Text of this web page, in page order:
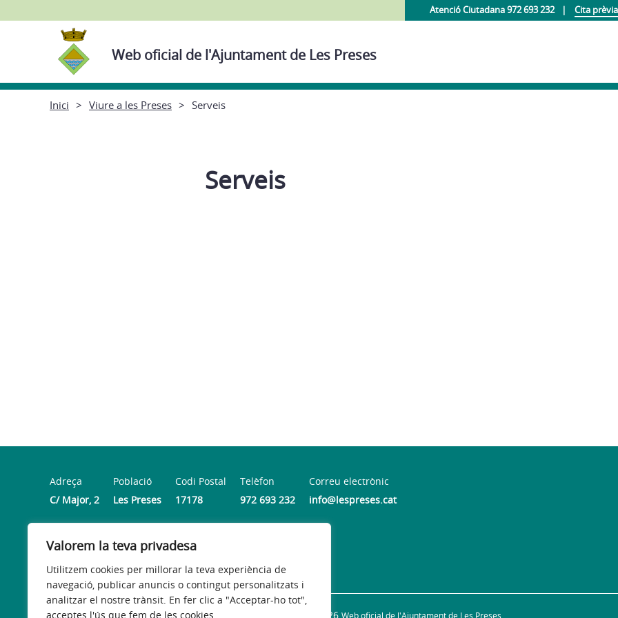
Valorem la teva privadesa
Utilitzem cookies per millorar la teva experiència de
navegació, publicar anuncis o contingut personalitzats i
analitzar el nostre trànsit. En fer clic a "Acceptar-ho tot",
acceptes l'ús que fem de les cookies.
Atenció Ciutadana 972 693 232 Cita prèvia
Web oficial de l'Ajuntament de Les Preses
Inici Viure a les Preses Serveis
Serveis
Adreça
C/ Major, 2
Població
Les Preses
Codi Postal
17178
Telèfon
972 693 232
Correu electrònic
info@lespreses.cat
Horari
De dillus a divendres de 8.30 h a 14 h i dijous de 16 h a 19 h
Avís legal Política de privacitat © 2026